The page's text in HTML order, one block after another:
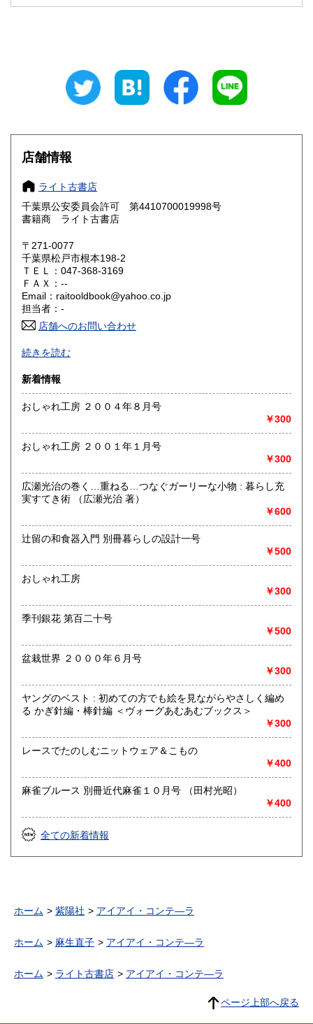
185円 三重県
大阪府
奈良県
鳥取県 185円 島根県
岡山県
山口県 185円
香川県 185円 愛媛県
高知県 185円
佐賀県
熊本県 185円 大分県 185円
185円
沖縄県 185円
店舗情報
ライト古書店
千葉県公安委員会許可 第4410700019998号
書籍商 ライト古書店
〒271-0077
千葉県松戸市根本198-2
ＴＥＬ：047-368-3169
ＦＡＸ：--
Email：raitooldbook@yahoo.co.jp
担当者：-
店舗へのお問い合わせ
当店は幅広いジャンルの書籍を扱っております。
来た本は商品として出品しないように気を付けております。
沿線名：-
営業時間：-
定休日：-
書籍の買取について
対応出来る場合は致します。
のでお止めください。
連絡なく品物を送ってくるなどは受け取りません。予めご了
承ください。
取り扱い分野
続きを読む
新着情報
おしゃれ工房 ２００４年８月号
￥300
おしゃれ工房 ２００１年１月号
￥300
広瀬光治の巻く…重ねる…つなぐガーリーな小物 : 暮らし充
実すてき術 （広瀬光治 著）
￥600
辻留の和食器入門 別冊暮らしの設計一号
￥500
おしゃれ工房
￥300
季刊銀花 第百二十号
￥500
盆栽世界 ２０００年６月号
￥300
ヤングのベスト : 初めての方でも絵を見ながらやさしく編め
る かぎ針編・棒針編 ＜ヴォーグあむあむブックス＞
￥300
レースでたのしむニットウェア＆こもの
￥400
麻雀ブルース 別冊近代麻雀１０月号 （田村光昭）
￥400
全ての新着情報
ホーム 紫陽社 アイアイ・コンテ―ラ
ホーム 麻生直子 アイアイ・コンテ―ラ
ホーム ライト古書店 アイアイ・コンテ―ラ
ページ上部へ戻る